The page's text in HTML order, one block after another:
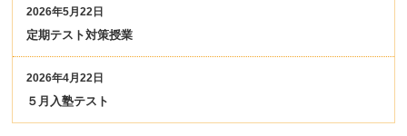
2026年5月22日
定期テスト対策授業
2026年4月22日
５月入塾テスト